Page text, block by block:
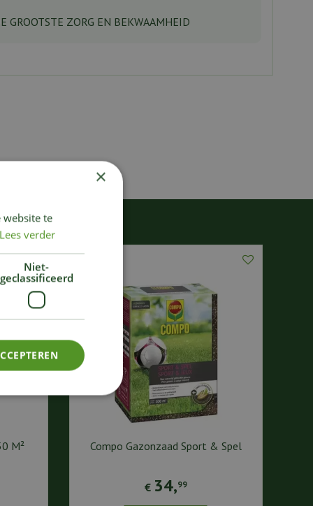
GROOTSTE ZORG EN BEKWAAMHEID
M² Compo Gazonzaad Sport & Spel
€ 34,99
×
website te
Lees verder
Niet-
geclassificeerd